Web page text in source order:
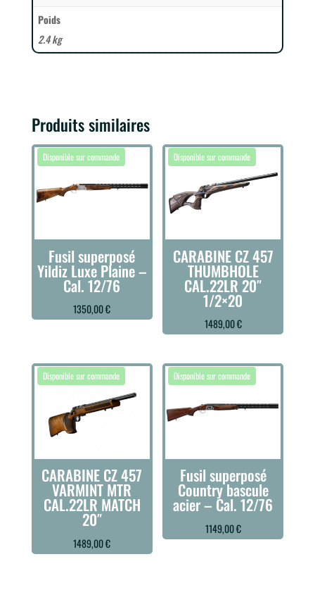
Poids
2.4 kg
Produits similaires
Fusil superposé
Yildiz Luxe Plaine –
Cal. 12/76
1350,00€
CARABINE CZ 457
THUMBHOLE
CAL.22LR 20″
1/2×20
1489,00€
CARABINE CZ 457
VARMINT MTR
CAL.22LR MATCH
20″
1489,00€
Fusil superposé
Country bascule
acier – Cal. 12/76
1149,00€